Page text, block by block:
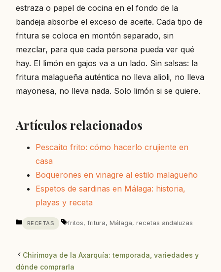
estraza o papel de cocina en el fondo de la
bandeja absorbe el exceso de aceite. Cada tipo de
fritura se coloca en montón separado, sin
mezclar, para que cada persona pueda ver qué
hay. El limón en gajos va a un lado. Sin salsas: la
fritura malagueña auténtica no lleva alioli, no lleva
mayonesa, no lleva nada. Solo limón si se quiere.
Artículos relacionados
Pescaíto frito: cómo hacerlo crujiente en
casa
Boquerones en vinagre al estilo malagueño
Espetos de sardinas en Málaga: historia,
playas y receta
Categorías
RECETAS Etiquetas
fritos,fritura, Málaga, recetas andaluzas
Chirimoya de la Axarquía: temporada, variedades y
dónde comprarla